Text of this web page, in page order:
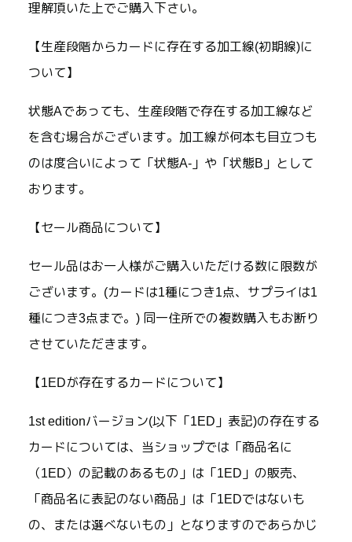
理解頂いた上でご購入下さい。
【生産段階からカードに存在する加工線(初期線)に
ついて】
状態Aであっても、生産段階で存在する加工線など
を含む場合がございます。加工線が何本も目立つも
のは度合いによって「状態A-」や「状態B」として
おります。
【セール商品について】
セール品はお一人様がご購入いただける数に限数が
ございます。(カードは1種につき1点、サプライは1
種につき3点まで。) 同一住所での複数購入もお断り
させていただきます。
【1EDが存在するカードについて】
1st editionバージョン(以下「1ED」表記)の存在する
カードについては、当ショップでは「商品名に
（1ED）の記載のあるもの」は「1ED」の販売、
「商品名に表記のない商品」は「1EDではないも
の、または選べないもの」となりますのであらかじ